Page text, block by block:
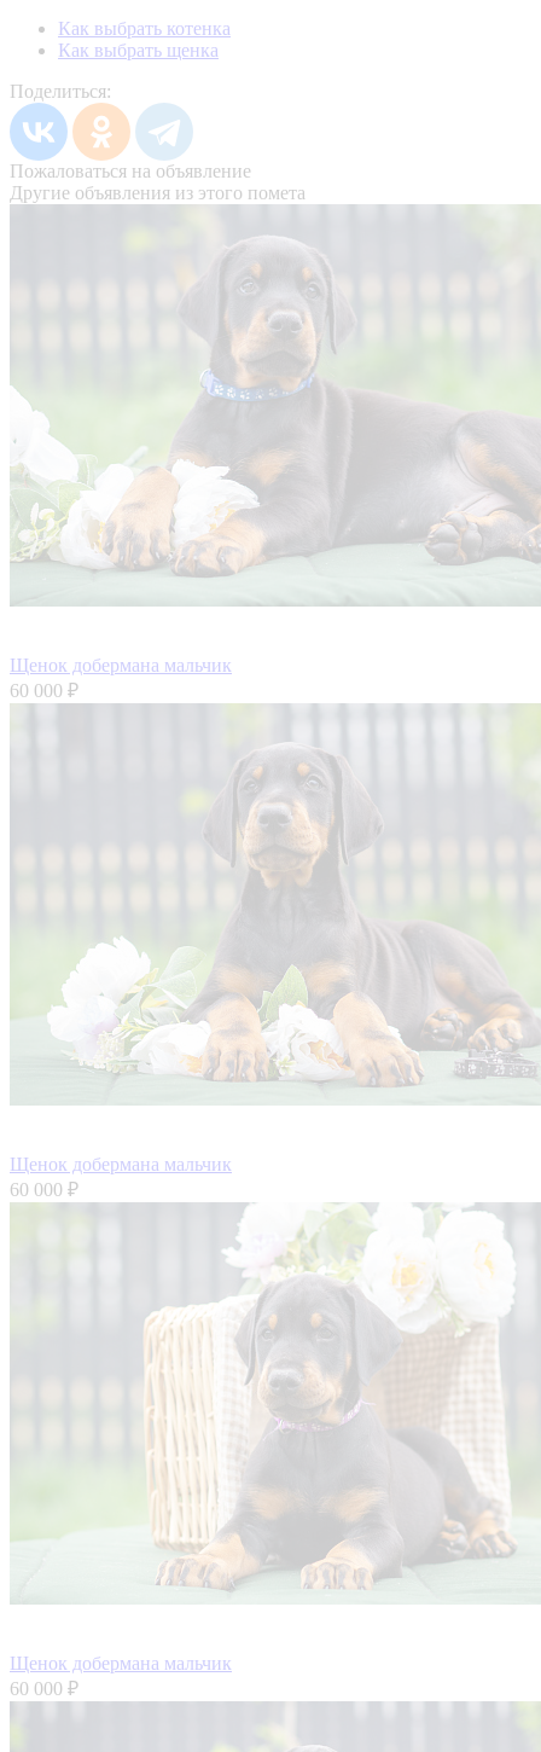
Как выбрать котенка
Как выбрать щенка
Поделиться:
Пожаловаться на объявление
Другие объявления из этого помета
Щенок добермана мальчик
60 000 ₽
Щенок добермана мальчик
60 000 ₽
Щенок добермана мальчик
60 000 ₽